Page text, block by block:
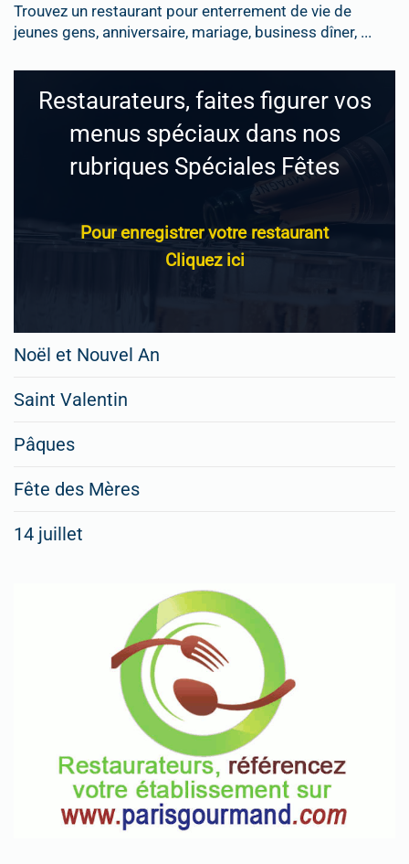
Trouvez un restaurant pour enterrement de vie de
jeunes gens, anniversaire, mariage, business dîner, ...
Restaurateurs, faites figurer vos
menus spéciaux dans nos
rubriques Spéciales Fêtes
Pour enregistrer votre restaurant
Cliquez ici
Noël et Nouvel An
Saint Valentin
Pâques
Fête des Mères
14 juillet